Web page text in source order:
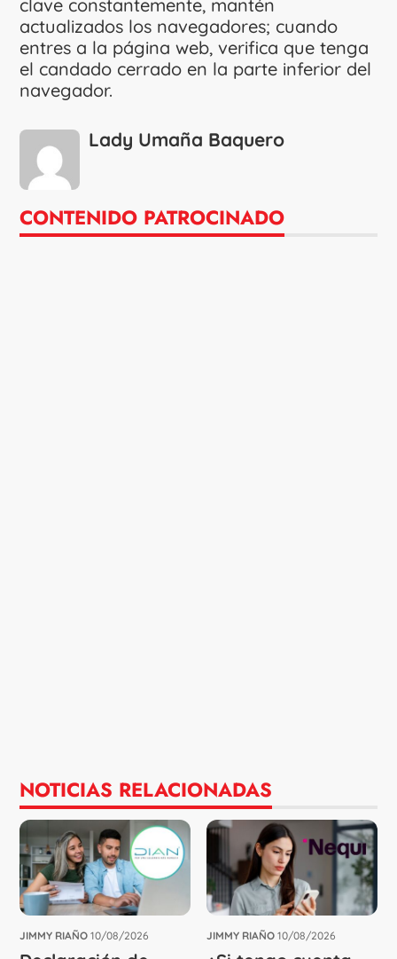
clave constantemente, mantén
actualizados los navegadores; cuando
entres a la página web, verifica que tenga
el candado cerrado en la parte inferior del
navegador.
Lady Umaña Baquero
CONTENIDO PATROCINADO
NOTICIAS RELACIONADAS
JIMMY RIAÑO 10/08/2026 JIMMY RIAÑO 10/08/2026